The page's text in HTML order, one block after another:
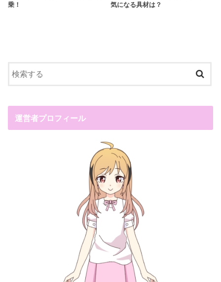
乗！
気になる具材は？
運営者プロフィール